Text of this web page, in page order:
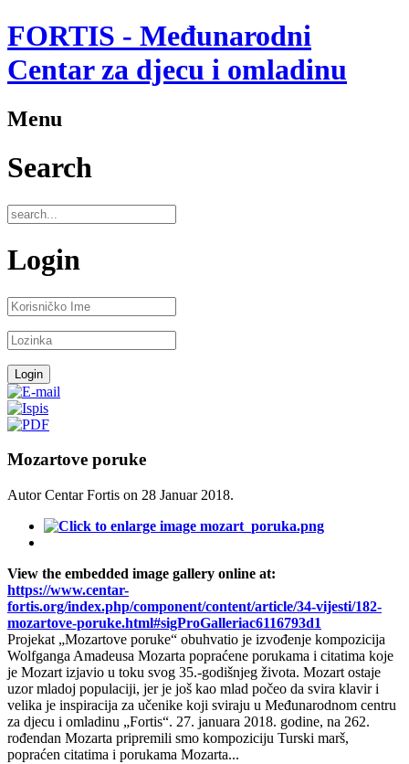
FORTIS - Međunarodni
Centar za djecu i omladinu
Menu
Search
Login
Mozartove poruke
Autor Centar Fortis on 28 Januar 2018.
View the embedded image gallery online at:
https://www.centar-
fortis.org/index.php/component/content/article/34-vijesti/182-
mozartove-poruke.html#sigProGalleriac6116793d1
Projekat „Mozartove poruke“ obuhvatio je izvođenje kompozicija
Wolfganga Amadeusa Mozarta popraćene porukama i citatima koje
je Mozart izjavio u toku svog 35.-godišnjeg života. Mozart ostaje
uzor mladoj populaciji, jer je još kao mlad počeo da svira klavir i
velika je inspiracija za učenike koji sviraju u Međunarodnom centru
za djecu i omladinu „Fortis“. 27. januara 2018. godine, na 262.
rođendan Mozarta pripremili smo kompoziciju Turski marš,
popraćen citatima i porukama Mozarta...